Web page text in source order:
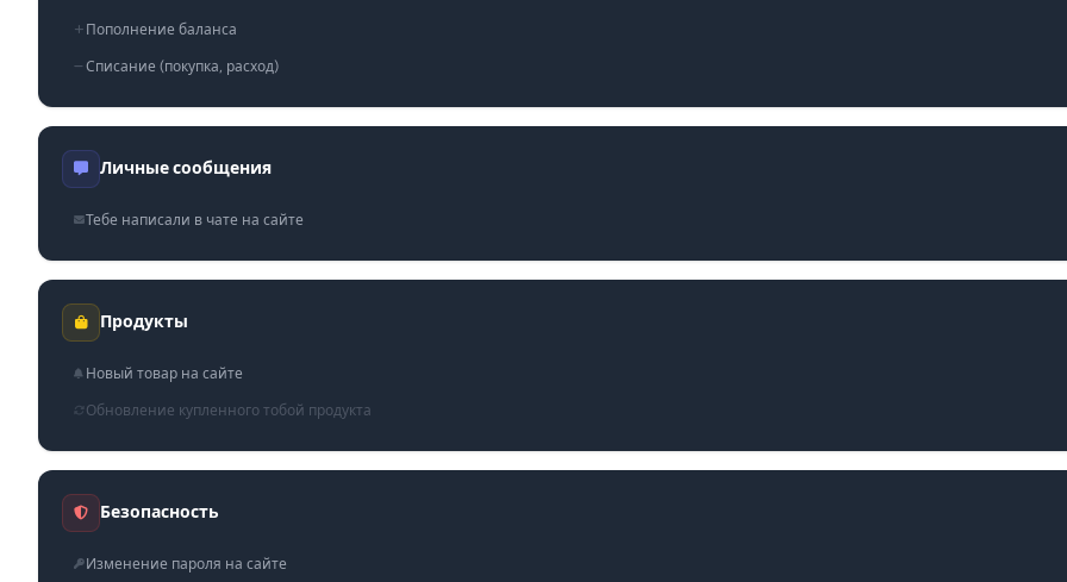
Пополнение баланса
Списание (покупка, расход)
Личные сообщения
Тебе написали в чате на сайте
Продукты
Новый товар на сайте
Обновление купленного тобой продукта
Безопасность
Изменение пароля на сайте